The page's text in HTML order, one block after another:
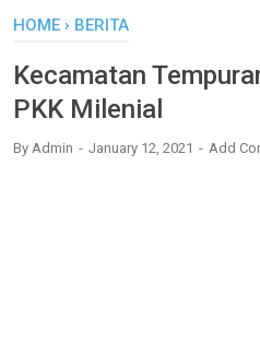
HOME › BERITA
Kecamatan
PKK Milenial
By Admin January 12, 2021 Add